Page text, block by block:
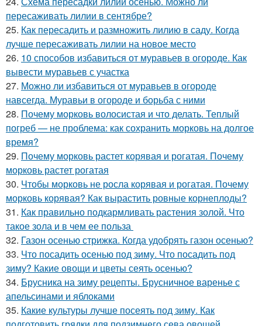
пересаживать лилии в сентябре?
25. Как пересадить и размножить лилию в саду. Когда
лучше пересаживать лилии на новое место
26. 10 способов избавиться от муравьев в огороде. Как
вывести муравьев с участка
27. Можно ли избавиться от муравьев в огороде
навсегда. Муравьи в огороде и борьба с ними
28. Почему морковь волосистая и что делать. Теплый
погреб — не проблема: как сохранить морковь на долгое
время?
29. Почему морковь растет корявая и рогатая. Почему
морковь растет рогатая
30. Чтобы морковь не росла корявая и рогатая. Почему
морковь корявая? Как вырастить ровные корнеплоды?
31. Как правильно подкармливать растения золой. Что
такое зола и в чем ее польза
32. Газон осенью стрижка. Когда удобрять газон осенью?
33. Что посадить осенью под зиму. Что посадить под
зиму? Какие овощи и цветы сеять осенью?
34. Брусника на зиму рецепты. Брусничное варенье с
апельсинами и яблоками
35. Какие культуры лучше посеять под зиму. Как